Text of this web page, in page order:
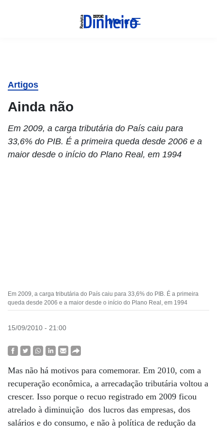
Menu
Artigos
Ainda não
Em 2009, a carga tributária do País caiu para
33,6% do PIB. É a primeira queda desde 2006 e a
maior desde o início do Plano Real, em 1994
Em 2009, a carga tributária do País caiu para 33,6% do PIB. É a primeira
queda desde 2006 e a maior desde o início do Plano Real, em 1994
15/09/2010 - 21:00
Mas não há motivos para comemorar. Em 2010, com a
recuperação econômica, a arrecadação tributária voltou a
crescer. Isso porque o recuo registrado em 2009 ficou
atrelado à diminuição dos lucros das empresas, dos
salários e do consumo, e não à política de redução da